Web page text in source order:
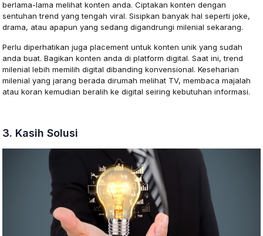
berlama-lama melihat konten anda. Ciptakan konten dengan
sentuhan trend yang tengah viral. Sisipkan banyak hal seperti joke,
drama, atau apapun yang sedang digandrungi milenial sekarang.
Perlu diperhatikan juga placement untuk konten unik yang sudah
anda buat. Bagikan konten anda di platform digital. Saat ini, trend
milenial lebih memilih digital dibanding konvensional. Keseharian
milenial yang jarang berada dirumah melihat TV, membaca majalah
atau koran kemudian beralih ke digital seiring kebutuhan informasi.
3. Kasih Solusi